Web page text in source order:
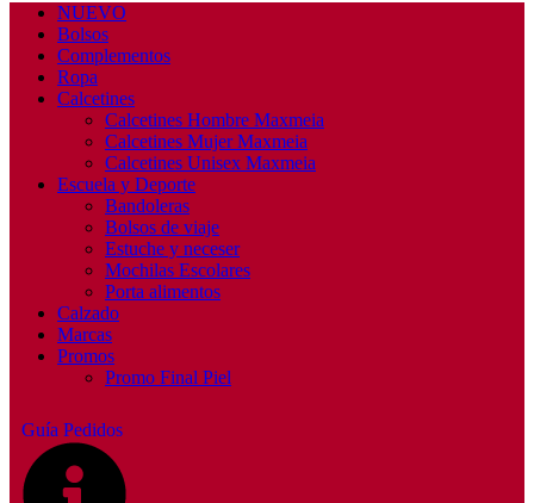
NUEVO
Bolsos
Complementos
Ropa
Calcetines
Calcetines Hombre Maxmeia
Calcetines Mujer Maxmeia
Calcetines Unisex Maxmeia
Escuela y Deporte
Bandoleras
Bolsos de viaje
Estuche y neceser
Mochilas Escolares
Porta alimentos
Calzado
Marcas
Promos
Promo Final Piel
Guía Pedidos